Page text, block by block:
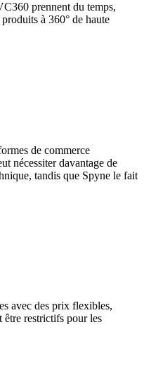
prennent du temps,
à 360° de haute
de commerce
nécessiter davantage de
tandis que Spyne le fait
avec des prix flexibles,
restrictifs pour les